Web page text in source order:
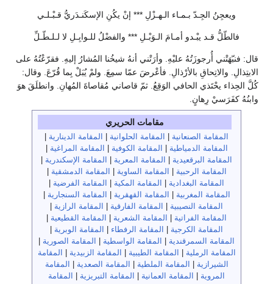
ويعجِنُ الجِـدّ بـمـاء الـهـزْلِ *** إنْ يكُنِ الإسكَنـدَريُّ قـبْـلـي
فالطّلُّ قـد يبْـدو أمـامَ الـوَبْـلِ *** والفضْلُ للـوابِـلِ لا لـلـطّـلِّ
قال: فنبّهَتْني أُرجوزَتُهُ عليْهِ. وأرَتْني أنهُ شيخُنا المُشارُ إليهِ. فقرّعْتُهُ على
الابتِذالِ. والاتِحاقِ بالأرْذالِ. فأعْرضَ عمّا سمِعَ. ولمْ يُبَلْ بِما قُرّعَ. وقال:
كُلَّ الحِذاء يحْتَذي الحافي الوَقِعُ. ثمّ قاصاني مُقاصاةَ المُهانِ. وانطلَقَ هوَ
وابنُهُ كفَرَسيْ رِهانٍ.
مقامات الحريري
المقامة الصنعانية المقامة الحلوانية المقامة الدينارية
المقامة الدمياطية
المقامة الكوفية المقامة المراغية
المقامة البرقعيدية
المقامة المعرية المقامة الإسكندرية
المقامة الرحبية
المقامة الساوية المقامة الدمشقية
المقامة البغدادية
المقامة المكية المقامة الفرضية
المقامة المغربية
المقامة القهقرية المقامة السنجارية
المقامة النصيبية
المقامة الفارقية المقامة الرازية
المقامة الفراتية
المقامة الشعرية المقامة القطيعية
المقامة الكرجية
المقامة الرفطاء المقامة الوبرية
المقامة السمرقندية
المقامة الواسطية المقامة الصورية
المقامة الرملية
المقامة الطيبية المقامة الزبيدية
المقامة
الشيرازية
المقامة الملطية المقامة الصعدية
المقامة
المروية
المقامة العمانية المقامة التبريزية
المقامة